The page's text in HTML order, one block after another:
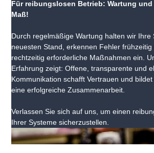
Für reibungslosen Betrieb: Wartung und
Maß!
Durch regelmäßige Wartung halten wir Ihre
neuesten Stand, erkennen Fehler frühzeitig
rechtzeitig erforderliche Maßnahmen ein.
Erfahrung zeigt: Offene, transparente und
Kommunikation schafft Vertrauen und
eine erfolgreiche Zusammenarbeit.
Verlassen Sie sich auf uns, um einen
Ihrer Systeme sicherzustellen.